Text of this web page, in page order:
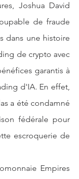
Joshua David
de fraude
dans une histoire
de crypto avec
garantis à
d'IA. En effet,
a été condamné
fédérale pour
escroquerie de
Empires